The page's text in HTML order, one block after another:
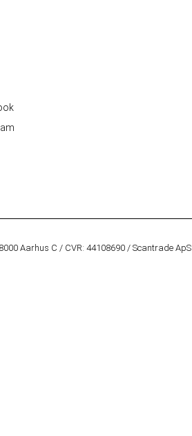
Aarhus C / CVR: 44108690 / Scantrade ApS